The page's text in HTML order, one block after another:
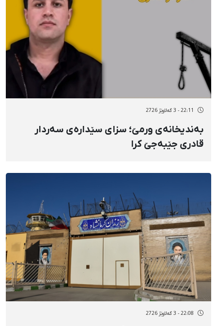
22:11 - 3 گەلاوێژ 2726
بەندیخانەی ورمێ؛ سزای سێدارەی سەردار
قادری جێبەجێ کرا
22:08 - 3 گەلاوێژ 2726